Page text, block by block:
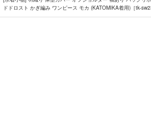
ドドロスト かぎ編み ワンピース モカ (KATOMIKA着用)［tk-